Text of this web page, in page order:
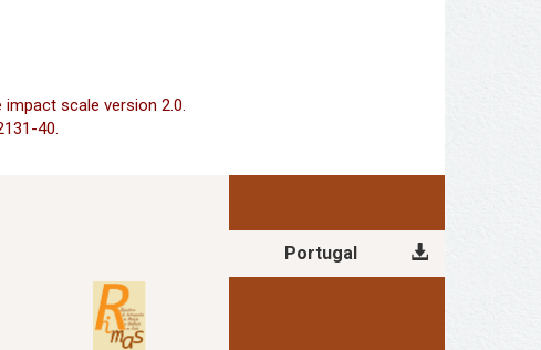
impact scale version 2.0.
40.
Portugal